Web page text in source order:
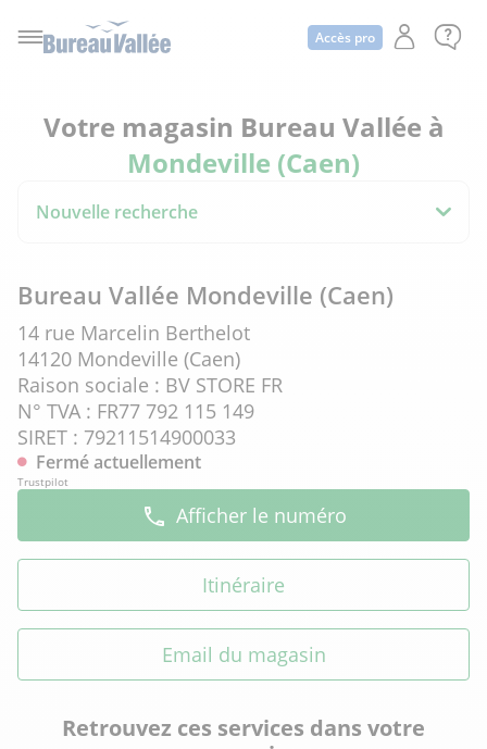
Accès pro
Votre magasin Bureau Vallée à
Mondeville (Caen)
Nouvelle recherche
Bureau Vallée Mondeville (Caen)
14 rue Marcelin Berthelot
14120 Mondeville (Caen)
Raison sociale : BV STORE FR
N° TVA : FR77 792 115 149
SIRET : 79211514900033
Fermé actuellement
Trustpilot
Afficher le numéro
Itinéraire
Email du magasin
Retrouvez ces services dans votre